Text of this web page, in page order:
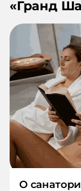
«Гранд
О